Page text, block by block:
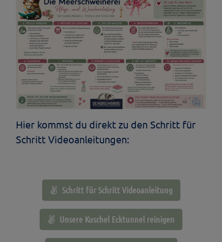
Hier kommst du direkt zu den Schritt für
Schritt Videoanleitungen:
Schritt für Schritt Videoanleitung
Unsere Kuschel Ecktunnel reinigen